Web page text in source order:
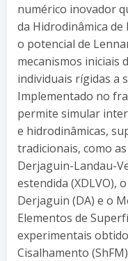
numérico inovador
da Hidrodinâmica de
o potencial de
mecanismos iniciais
individuais rígidas a
Implementado no
permite simular
e hidrodinâmicas,
tradicionais, como
Derjaguin-Landau-
estendida (XDLVO),
Derjaguin (DA) e o
Elementos de
experimentais
Cisalhamento